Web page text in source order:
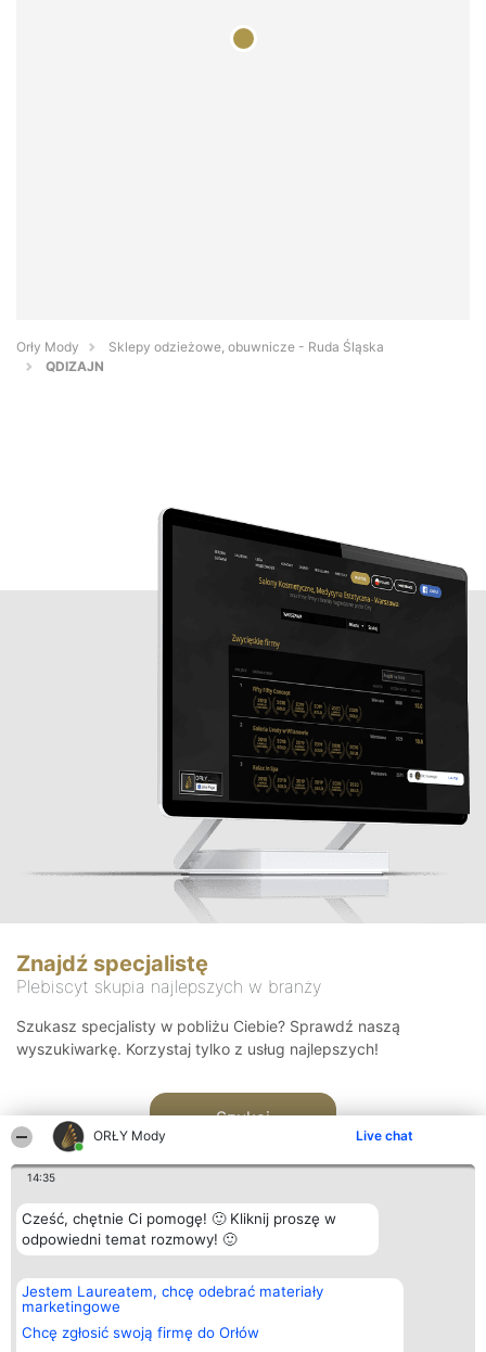
ORŁY Mody Live chat
14:35
Cześć, chętnie Ci pomogę! 🙂 Kliknij proszę w
odpowiedni temat rozmowy! 🙂
Jestem Laureatem, chcę odebrać materiały
marketingowe
Chcę zgłosić swoją firmę do Orłów
Orły Mody
Sklepy odzieżowe, obuwnicze - Ruda Śląska
QDIZAJN
Znajdź specjalistę
Plebiscyt skupia najlepszych w branży
Szukasz specjalisty w pobliżu Ciebie? Sprawdź naszą
wyszukiwarkę. Korzystaj tylko z usług najlepszych!
Szukaj
Organizator plebiscytu
Bright Side Solutions sp. z o.
o. sp. k.
ul. Ruska 22
Wrocław 50-079
Plebiscyt
Laureaci
wszystkich
Laureatów
Kontakt
Kontakt